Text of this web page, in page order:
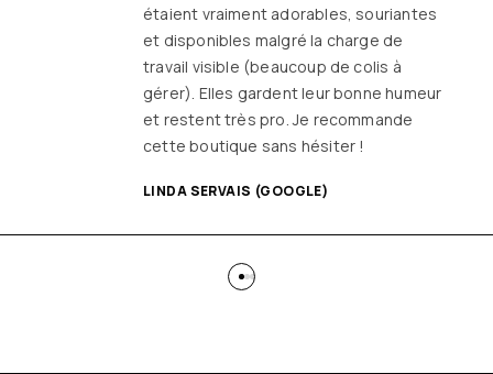
étaient vraiment adorables, souriantes
et disponibles malgré la charge de
travail visible (beaucoup de colis à
gérer). Elles gardent leur bonne humeur
et restent très pro. Je recommande
cette boutique sans hésiter !
LINDA SERVAIS (GOOGLE)